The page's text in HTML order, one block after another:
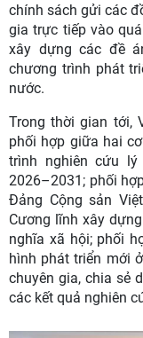
chính sách gửi các
gia trực tiếp vào
xây dựng các đề
chương trình phát
nước.
Trong thời gian tới,
phối hợp giữa hai
trình nghiên cứu
2026–2031; phối
Đảng Cộng sản
Cương lĩnh xây
nghĩa xã hội; phối
hình phát triển mới
chuyên gia, chia sẻ
các kết quả nghiên